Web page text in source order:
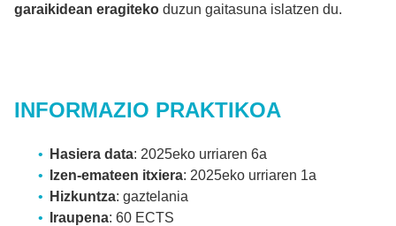
garaikidean eragiteko duzun gaitasuna islatzen du.
INFORMAZIO PRAKTIKOA
Hasiera data: 2025eko urriaren 6a
Izen-emateen itxiera: 2025eko urriaren 1a
Hizkuntza: gaztelania
Iraupena: 60 ECTS